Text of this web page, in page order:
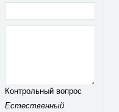
Контрольный вопрос
Естественный